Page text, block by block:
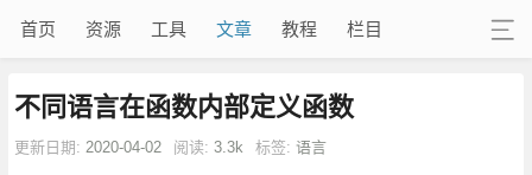
首页 资源 工具 文章 教程 栏目
不同语言在函数内部定义函数
更新日期: 2020-04-02 阅读: 3.3k 标签: 语言